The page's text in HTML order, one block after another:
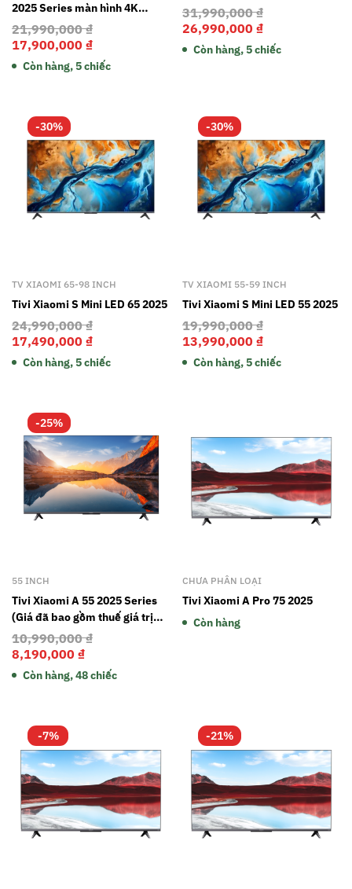
2025 Series màn hình 4K
120Hz 3GB RAM và 64GB Wi-Fi
6 Bluetooth 5.2
21,990,000₫
17,900,000 ₫
Còn hàng, 5 chiếc
31,990,000₫
26,990,000 ₫
Còn hàng, 5 chiếc
-30%
TV XIAOMI 65-98 INCH
Tivi Xiaomi S Mini LED 65 2025
24,990,000₫
17,490,000 ₫
Còn hàng, 5 chiếc
-30%
TV XIAOMI 55-59 INCH
Tivi Xiaomi S Mini LED 55 2025
19,990,000₫
13,990,000 ₫
Còn hàng, 5 chiếc
-25%
55 INCH
Tivi Xiaomi A 55 2025 Series
(Giá đã bao gồm thuế giá trị
gia tăng và gói dịch vụ 2 năm
bảo hành)
10,990,000₫
8,190,000 ₫
Còn hàng, 48 chiếc
CHƯA PHÂN LOẠI
Tivi Xiaomi A Pro 75 2025
Còn hàng
-7% -21%